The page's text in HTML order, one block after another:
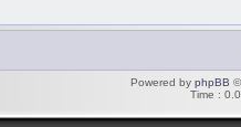
Powered by phpBB
Time :